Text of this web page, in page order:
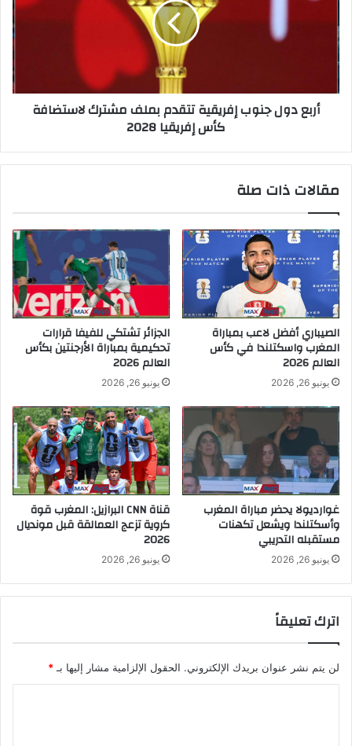
أربع دول جنوب إفريقية تتقدم بملف مشترك لاستضافة
كأس إفريقيا 2028
مقالات ذات صلة
الصيباري أفضل لاعب بمباراة
المغرب واسكتلندا في كأس
العالم 2026
يونيو 26, 2026
الجزائر تشتكي للفيفا قرارات
تحكيمية بمباراة الأرجنتين بكأس
العالم 2026
يونيو 26, 2026
غوارديولا يحضر مباراة المغرب
وأسكتلندا ويشعل تكهنات
مستقبله التدريبي
يونيو 26, 2026
قناة CNN البرازيل: المغرب قوة
كروية تزعج العمالقة قبل مونديال
2026
يونيو 26, 2026
اترك تعليقاً
لن يتم نشر عنوان بريدك الإلكتروني. الحقول الإلزامية مشار إليها بـ *